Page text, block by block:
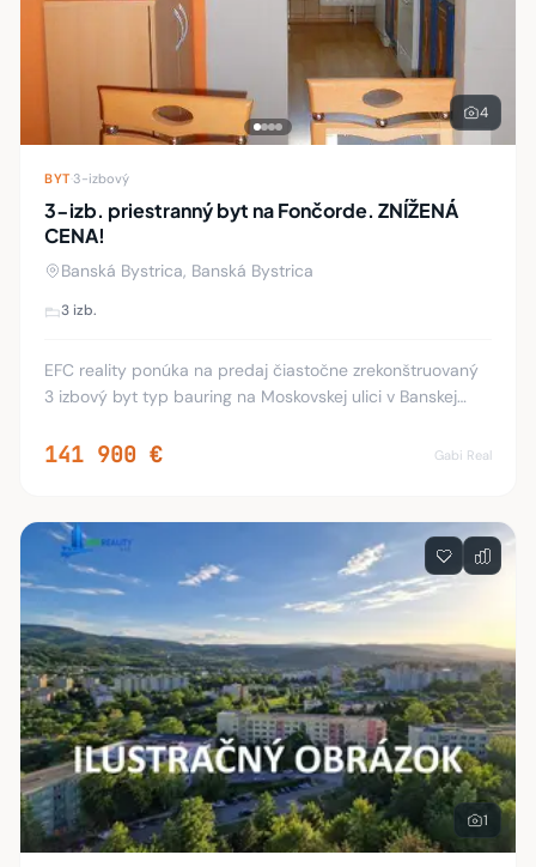
4
BYT·3-izbový
3-izb. priestranný byt na Fončorde. ZNÍŽENÁ
CENA!
Banská Bystrica, Banská Bystrica
3 izb.
EFC reality ponúka na predaj čiastočne zrekonštruovaný
3 izbový byt typ bauring na Moskovskej ulici v Banskej
nachádza v zateplenom bytovom dome n
141 900 € Gabi Real
1